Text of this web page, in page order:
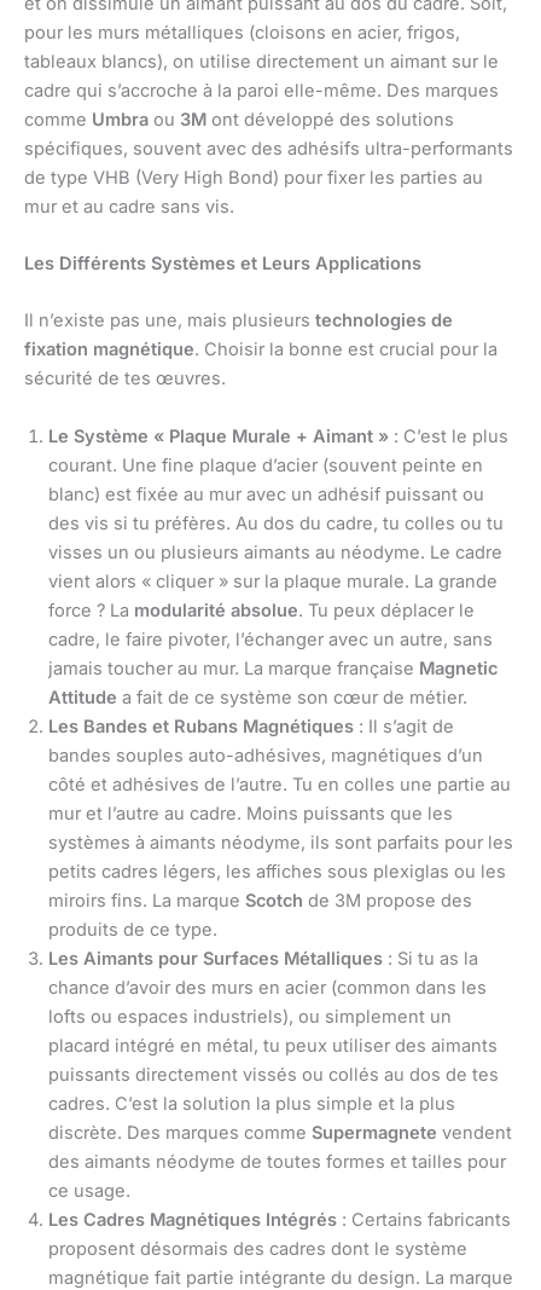
pour les murs métalliques (cloisons en acier, frigos,
tableaux blancs), on utilise directement un aimant sur le
cadre qui s’accroche à la paroi elle-même. Des marques
comme Umbra ou 3M ont développé des solutions
spécifiques, souvent avec des adhésifs ultra-performants
de type VHB (Very High Bond) pour fixer les parties au
mur et au cadre sans vis.
Les Différents Systèmes et Leurs Applications
Il n’existe pas une, mais plusieurs technologies de
fixation magnétique. Choisir la bonne est crucial pour la
sécurité de tes œuvres.
Le Système « Plaque Murale + Aimant » : C’est le plus
courant. Une fine plaque d’acier (souvent peinte en
blanc) est fixée au mur avec un adhésif puissant ou
des vis si tu préfères. Au dos du cadre, tu colles ou tu
visses un ou plusieurs aimants au néodyme. Le cadre
vient alors « cliquer » sur la plaque murale. La grande
force ? La modularité absolue. Tu peux déplacer le
cadre, le faire pivoter, l’échanger avec un autre, sans
jamais toucher au mur. La marque française Magnetic
Attitude a fait de ce système son cœur de métier.
Les Bandes et Rubans Magnétiques : Il s’agit de
bandes souples auto-adhésives, magnétiques d’un
côté et adhésives de l’autre. Tu en colles une partie au
mur et l’autre au cadre. Moins puissants que les
systèmes à aimants néodyme, ils sont parfaits pour les
petits cadres légers, les affiches sous plexiglas ou les
miroirs fins. La marque Scotch de 3M propose des
produits de ce type.
Les Aimants pour Surfaces Métalliques : Si tu as la
chance d’avoir des murs en acier (common dans les
lofts ou espaces industriels), ou simplement un
placard intégré en métal, tu peux utiliser des aimants
puissants directement vissés ou collés au dos de tes
cadres. C’est la solution la plus simple et la plus
discrète. Des marques comme Supermagnete vendent
des aimants néodyme de toutes formes et tailles pour
ce usage.
Les Cadres Magnétiques Intégrés : Certains fabricants
proposent désormais des cadres dont le système
magnétique fait partie intégrante du design. La marque